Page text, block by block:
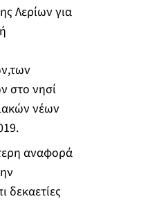
Λερίων για
στο νησί
νέων
αναφορά
δεκαετίες